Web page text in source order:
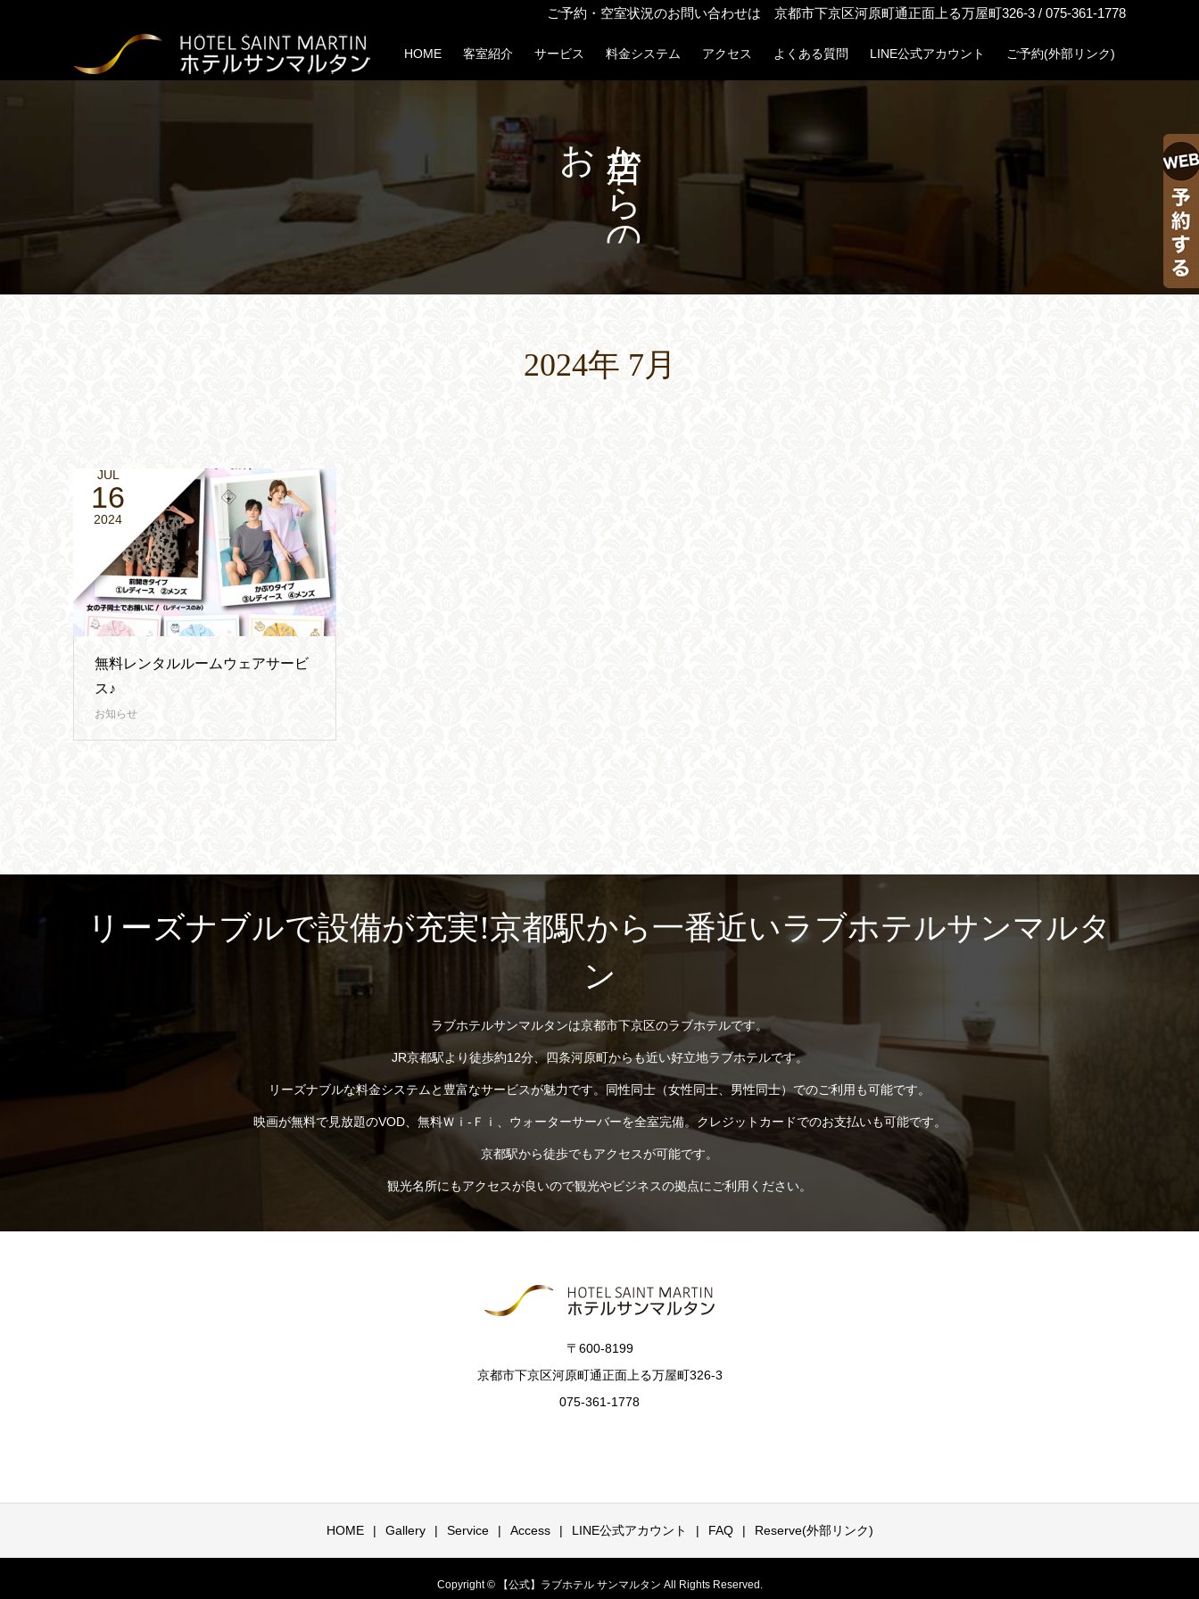
ご予約・空室状況のお問い合わせは 京都市下京区河原町通正面上る万屋町326-3 / 075-361-1778
HOME 客室紹介 サービス 料金システム アクセス よくある質問 LINE公式アカウント ご予約(外部リンク)
ら
の
お
ら
2024年 7月
JUL
16
2024
無料レンタルルームウェアサービ
ス♪
お知らせ
リーズナブルで設備が充実!京都駅から一番近いラブホテルサンマルタ
ン
ラブホテルサンマルタンは京都市下京区のラブホテルです。
JR京都駅より徒歩約12分、四条河原町からも近い好立地ラブホテルです。
リーズナブルな料金システムと豊富なサービスが魅力です。同性同士（女性同士、男性同士）でのご利用も可能です。
映画が無料で見放題のVOD、無料Ｗｉ-Ｆｉ、ウォーターサーバーを全室完備。クレジットカードでのお支払いも可能です。
京都駅から徒歩でもアクセスが可能です。
観光名所にもアクセスが良いので観光やビジネスの拠点にご利用ください。
〒600-8199
京都市下京区河原町通正面上る万屋町326-3
075-361-1778
HOME Gallery Service Access LINE公式アカウント FAQ Reserve(外部リンク)
Copyright © 【公式】ラブホテル サンマルタン All Rights Reserved.